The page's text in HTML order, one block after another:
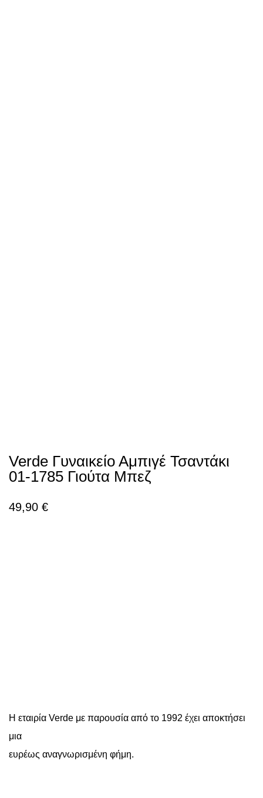
Verde Γυναικείο Αμπιγέ Τσαντάκι
01-1785 Γιούτα Μπεζ
49,90 €
Η εταιρία Verde με παρουσία από το 1992 έχει αποκτήσει
μια
ευρέως αναγνωρισμένη φήμη.